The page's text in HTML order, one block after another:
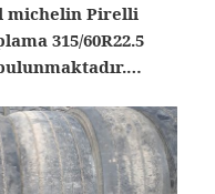
michelin Pirelli
315/60R22.5